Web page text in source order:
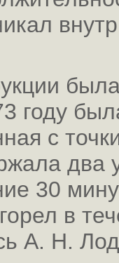
году
с
два
30
в
А. Н.